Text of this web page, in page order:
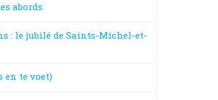
abords
: le jubilé de Saints-Michel-et-
en te voet)